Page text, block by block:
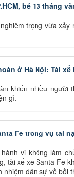
bé 13 tháng
trọng vừa
ở Hà Nội: Tài
khiến nhiều người
gì.
Fe trong vụ tai
vi không làm
tài xế xe Santa Fe
nhiệm dân sự về bồi